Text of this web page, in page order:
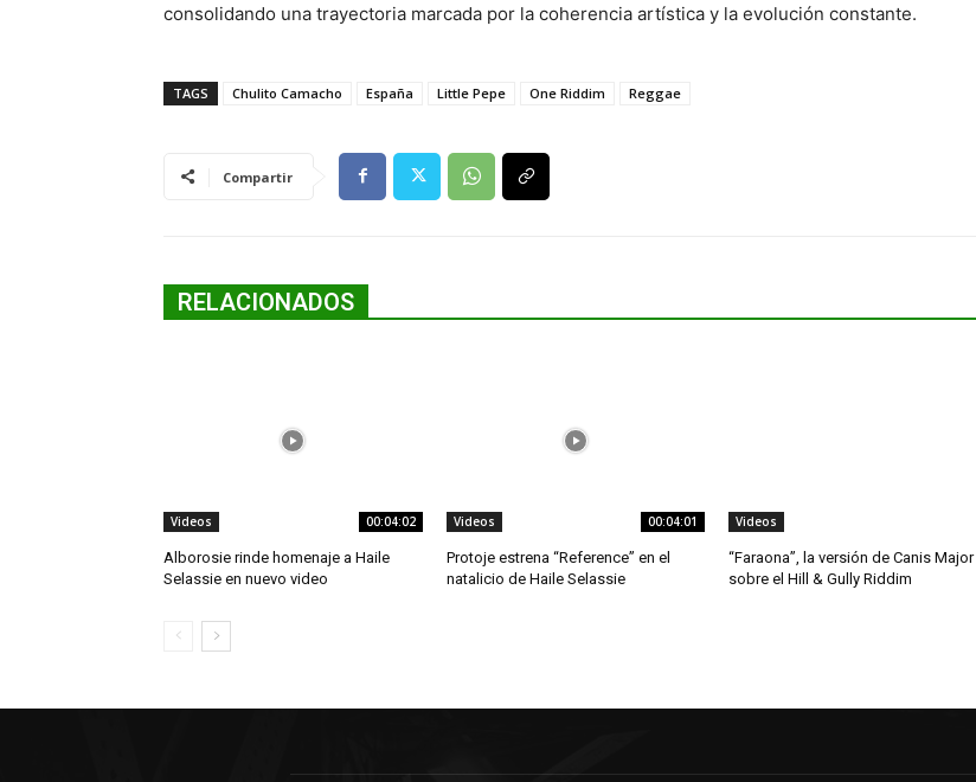
consolidando una trayectoria marcada por la coherencia artística y la evolución constante.
TAGS Chulito Camacho España Little Pepe One Riddim Reggae
Compartir
RELACIONADOS
Videos 00:04:02
Alborosie rinde homenaje a Haile
Selassie en nuevo video
Videos 00:04:01
Protoje estrena “Reference” en el
natalicio de Haile Selassie
Videos
“Faraona”, la versión de Canis Major
sobre el Hill & Gully Riddim